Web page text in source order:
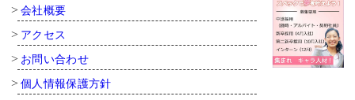
会社概要
アクセス
お問い合わせ
個人情報保護方針